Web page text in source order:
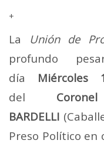
+
La Unión de
profundo
día Miércoles
del
BARDELLI
Preso Político en